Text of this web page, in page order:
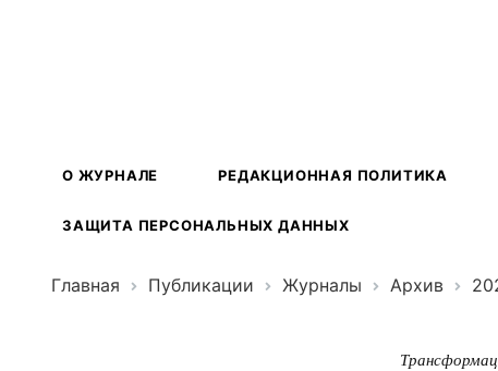
О ЖУРНАЛЕ РЕДАКЦИОННАЯ ПОЛИТИКА
ЗАЩИТА ПЕРСОНАЛЬНЫХ ДАННЫХ
Главная Публикации Журналы Архив